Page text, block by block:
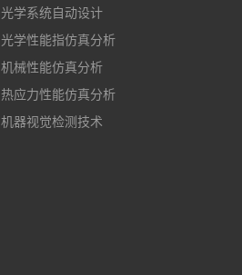
光学系统自动设计
光学性能指仿真分析
机械性能仿真分析
热应力性能仿真分析
机器视觉检测技术